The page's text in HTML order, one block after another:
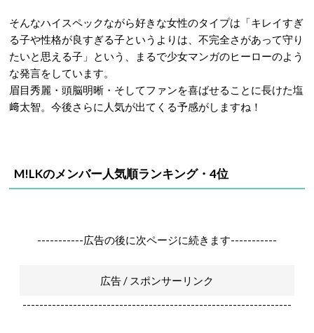
そんなハイスペックながら好きな女性のタイプは「キレイすぎ
る子や性格が良すぎる子というよりは、不完全さがあって守り
たいと思える子」という、まるで少女マンガのヒーローのよう
な発言をしています。
眉目秀麗・頭脳明晰・そしてファンを喜ばせることに長けた塩
﨑太智。今後さらに人気が出てくる予感がしますね！
M!LKのメンバー人気順ランキング・4位
-----------広告の後に次ページに続きます-----------
広告 / スポンサーリンク
----------------------------------------------------------------